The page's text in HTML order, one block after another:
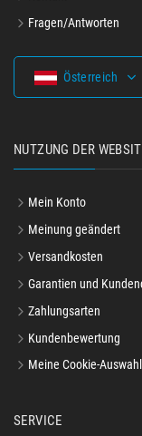
Fragen/Antworten
Österreich
NUTZUNG DER
Mein Konto
Meinung geändert
Versandkosten
Garantien und
Zahlungsarten
Kundenbewertung
Meine Cookie-
SERVICE